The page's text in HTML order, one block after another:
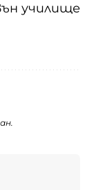
училище